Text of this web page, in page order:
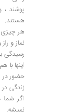
پوشند ،
هستند.
هر
نماز و
رسیدگی
اینها با
حضور در
زندگی
اگر